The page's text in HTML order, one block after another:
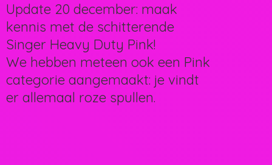
Update 20 december: maak
kennis met de schitterende
Singer Heavy Duty Pink!
We hebben meteen ook een Pink
categorie aangemaakt: je vindt
er allemaal roze spullen.